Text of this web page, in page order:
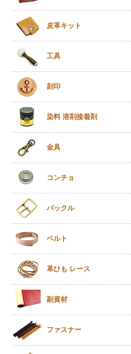
皮革キット
工具
刻印
染料 溶剤接着剤
金具
コンチョ
バックル
ベルト
革ひも レース
副資材
ファスナー